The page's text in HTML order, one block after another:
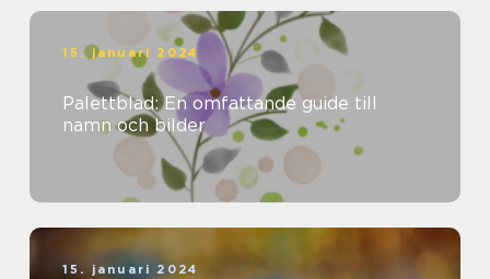
15. januari 2024
Palettblad: En omfattande guide till
namn och bilder
15. januari 2024